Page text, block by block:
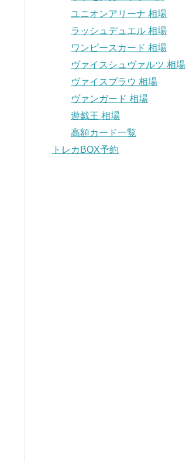
ユニオンアリーナ 相場
ラッシュデュエル 相場
ワンピースカード 相場
ヴァイスシュヴァルツ 相場
ヴァイスブラウ 相場
ヴァンガード 相場
遊戯王 相場
高額カード一覧
トレカBOX予約